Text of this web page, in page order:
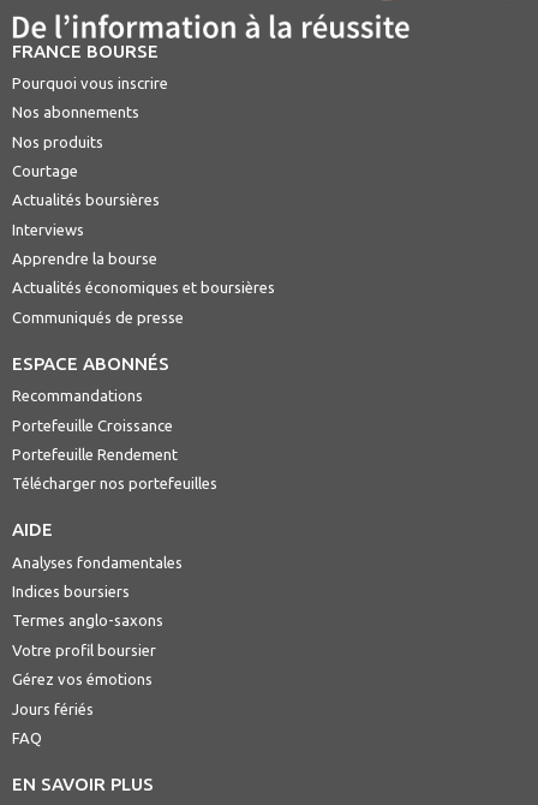
FRANCE BOURSE
Pourquoi vous inscrire
Nos abonnements
Nos produits
Courtage
Actualités boursières
Interviews
Apprendre la bourse
Actualités économiques et boursières
Communiqués de presse
ESPACE ABONNÉS
Recommandations
Portefeuille Croissance
Portefeuille Rendement
Télécharger nos portefeuilles
AIDE
Analyses fondamentales
Indices boursiers
Termes anglo-saxons
Votre profil boursier
Gérez vos émotions
Jours fériés
FAQ
EN SAVOIR PLUS